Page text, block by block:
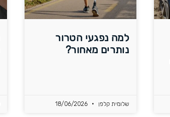
למה נפגעי הטרור
נותרים מאחור?
שלומית קלפן